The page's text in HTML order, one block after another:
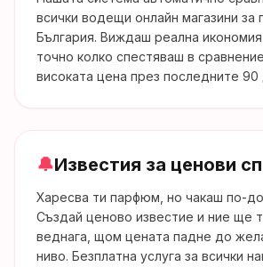
всички водещи онлайн магазини за
България. Виждаш реална
точно колко спестяваш в
високата цена през последните 90
🔔Известия за ценови
Харесва ти парфюм, но чакаш по-
Създай ценово известие и ние ще
веднага, щом цената падне до
ниво. Безплатна услуга за всички